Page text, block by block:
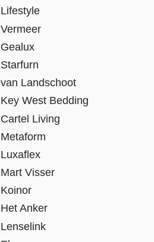
Lifestyle
Vermeer
Gealux
Starfurn
van Landschoot
Key West Bedding
Cartel Living
Metaform
Luxaflex
Mart Visser
Koinor
Het Anker
Lenselink